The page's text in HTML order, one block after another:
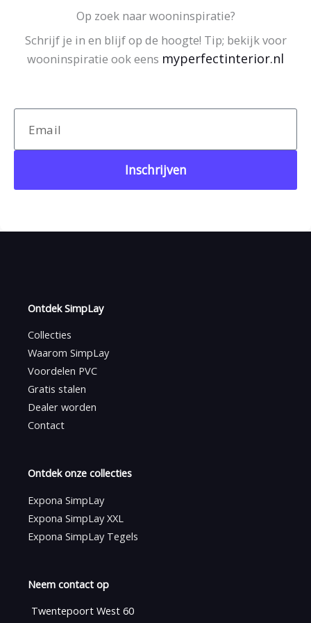
Op zoek naar wooninspiratie?
Schrijf je in en blijf op de hoogte! Tip; bekijk voor
wooninspiratie ook eens myperfectinterior.nl
Inschrijven
Ontdek SimpLay
Collecties
Waarom SimpLay
Voordelen PVC
Gratis stalen
Dealer worden
Contact
Ontdek onze collecties
Expona SimpLay
Expona SimpLay XXL
Expona SimpLay Tegels
Neem contact op
Twentepoort West 60